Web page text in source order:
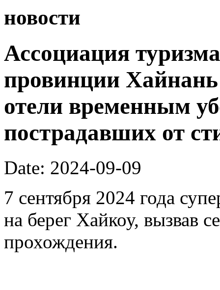
новости
Ассоциация
провинции Хайнань
отели временным
пострадавших от
Date: 2024-09-09
7 сентября 2024 года
на берег Хайкоу, вызвав
прохождения.